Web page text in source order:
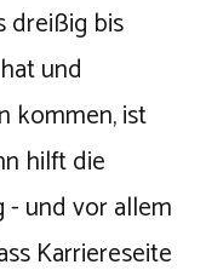
dreißig bis
und
kommen, ist
hilft die
- und vor allem
Karriereseite